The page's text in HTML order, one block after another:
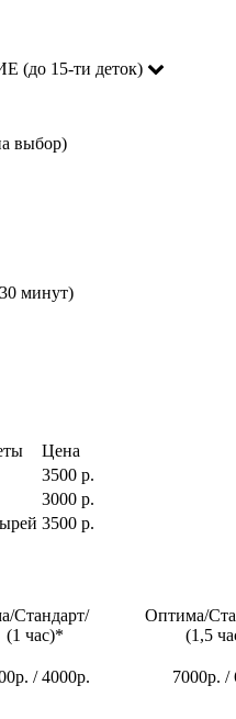
15-ти деток)
выбор)
минут)
Цена
3500 р.
3000 р.
3500 р.
Стандарт/
(1 час)*
Оптима/
(1,5
/ 4000р. 7000р. /